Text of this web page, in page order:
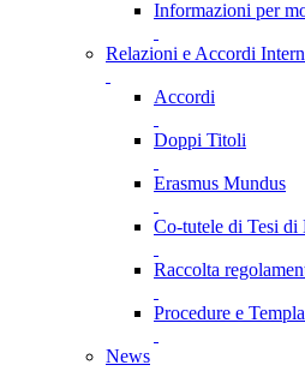
Informazioni per
Relazioni e Accordi
Accordi
Doppi Titoli
Erasmus Mundus
Co-tutele di Tesi di
Raccolta
Procedure e
News